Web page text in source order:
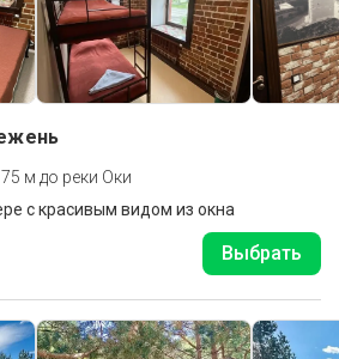
75 м до реки Оки
с красивым видом из окна
Выбрать